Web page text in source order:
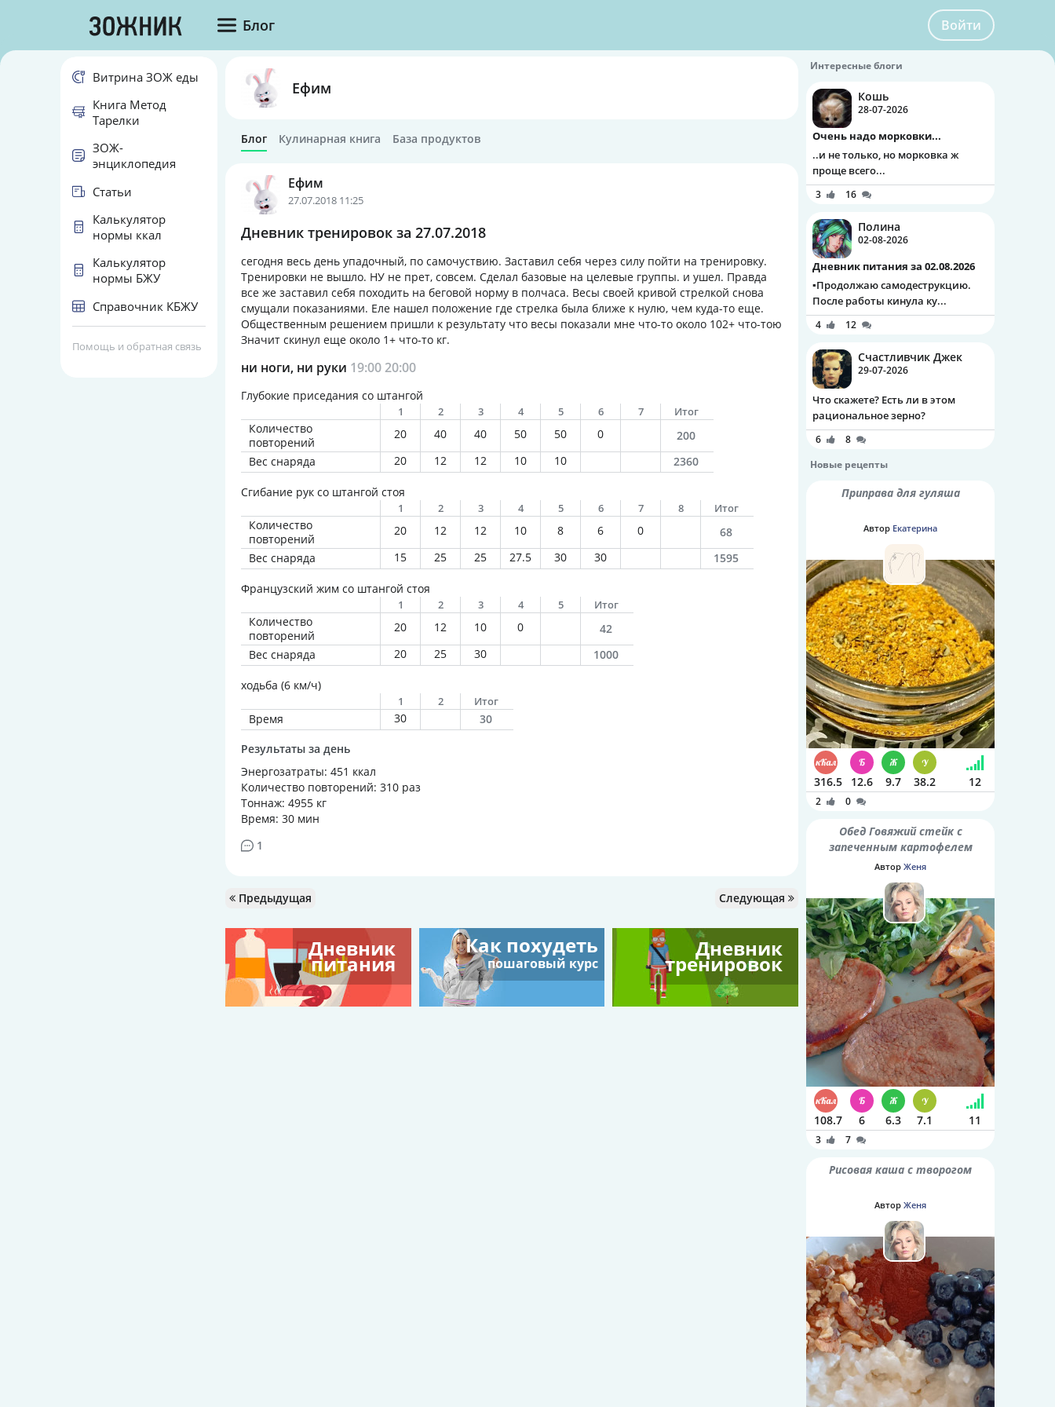
Блог Войти
Ефим
Блог Кулинарная книга База продуктов
Ефим
27.07.2018 11:25
Дневник тренировок за 27.07.2018
сегодня весь день упадочный, по самочуствию. Заставил себя через силу пойти на тренировку.
Тренировки не вышло. НУ не прет, совсем. Сделал базовые на целевые группы. и ушел. Правда
все же заставил себя походить на беговой норму в полчаса. Весы своей кривой стрелкой снова
смущали показаниями. Еле нашел положение где стрелка была ближе к нулю, чем куда-то еще.
Общественным решением пришли к результату что весы показали мне что-то около 102+ что-тою
Значит скинул еще около 1+ что-то кг.
ни ноги, ни руки 19:0020:00
Глубокие приседания со штангой
1 2 3 4 5 6 7 Итог
Количество
повторений
20 40 40 50 50 0
200
Вес снаряда
20 12 12 10 10 2360
Сгибание рук со штангой стоя
1 2 3 4 5 6 7 8 Итог
Количество
повторений
20 12 12 10 8 6 0
68
Вес снаряда
15 25 25 27.5 30 30 1595
Французский жим со штангой стоя
1 2 3 4 5 Итог
Количество
повторений
20 12 10 0
42
Вес снаряда
20 25 30 1000
ходьба (6 км/ч)
1 2 Итог
Время 30
30
Результаты за день
Энергозатраты: 451 ккал
Количество повторений: 310 раз
Тоннаж: 4955 кг
Время: 30 мин
1
Предыдущая Следующая
Дневник
питания
Как похудеть
пошаговый курс
Дневник
тренировок
Витрина ЗОЖ еды
Книга Метод
Тарелки
ЗОЖ-
энциклопедия
Статьи
Калькулятор
нормы ккал
Калькулятор
нормы БЖУ
Справочник КБЖУ
Помощь и обратная связь
Интересные блоги
Кошь
28-07-2026
Очень надо морковки...
..и не только, но морковка ж
проще всего...
3 16
Полина
02-08-2026
Дневник питания за 02.08.2026
▪️Продолжаю самодеструкцию.
После работы кинула ку...
4 12
Счастливчик Джек
29-07-2026
Что скажете? Есть ли в этом
рациональное зерно?
6
8
Новые рецепты
Приправа для гуляша
Автор Екатерина
316.5 12.6 9.7 38.2 12
2 0
Обед Говяжий стейк с
запеченным картофелем
Автор Женя
108.7 6 6.3 7.1 11
3 7
Рисовая каша с творогом
Автор Женя